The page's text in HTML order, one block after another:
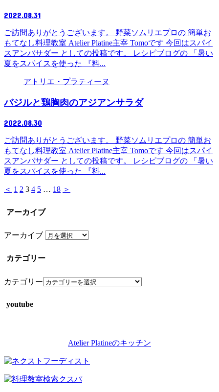
2022.08.31
ご訪問ありがとうございます。 野菜ソムリエプロの 簡単お
もてなし料理教室 Atelier Platine主宰 Tomoです 今回はスパイ
スアンバサダー としての投稿です。 レシピブログの 「暑い
夏をスパイスを使った 『料...
アトリエ・プラティーヌ
バジルと鶏胸肉のアジアンサラダ
2022.08.30
ご訪問ありがとうございます。 野菜ソムリエプロの 簡単お
もてなし料理教室 Atelier Platine主宰 Tomoです 今回はスパイ
スアンバサダー としての投稿です。 レシピブログの 「暑い
夏をスパイスを使った 『料...
＜ 1 2 3 4 5 … 18 ＞
アーカイブ
アーカイブ
カテゴリー
カテゴリー
youtube
Atelier Platineのキッチン